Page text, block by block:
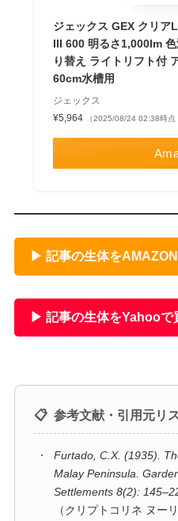
ジェックス GEX クリア
III 600 明るさ1,000lm
り替え ライトリフト付
60cm水槽用
ジェックス
¥5,964
（2025/08/24 02:38時点
▶ 記事の生体を
▶ 記事の生体をYahooで
📋 参考文献・引用元リ
・
Furtado, C.X. (1935).
Malay Peninsula.
Settlements 8(2):
（クリプトコリネ ヌー